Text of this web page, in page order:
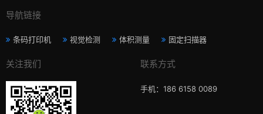
导航链接
条码打印机 视觉检测 体积测量 固定扫描器
关注我们 联系方式
手机：186 6158 0089